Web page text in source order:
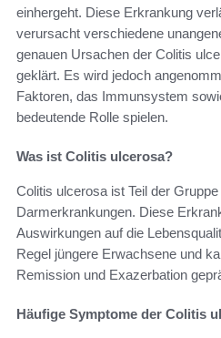
einhergeht. Diese Erkrankung
verursacht verschiedene
genauen Ursachen der Colitis
geklärt. Es wird jedoch
Faktoren, das Immunsystem
bedeutende Rolle spielen.
Was ist Colitis ulcerosa?
Colitis ulcerosa ist Teil der
Darmerkrankungen. Diese
Auswirkungen auf die
Regel jüngere Erwachsene und
Remission und Exazerbation
Häufige Symptome der Colitis